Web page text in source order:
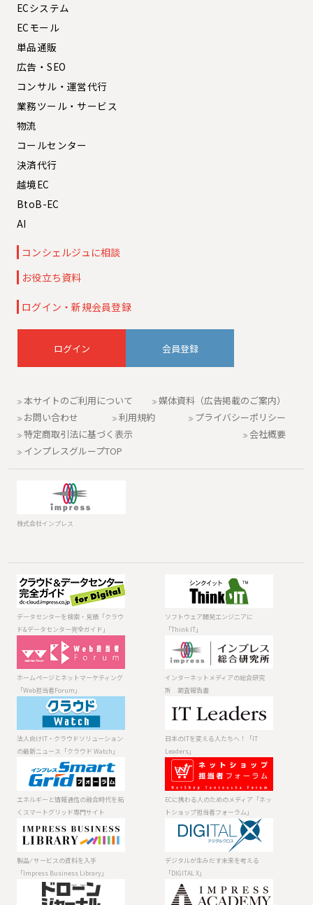
ECシステム
ECモール
単品通販
広告・SEO
コンサル・運営代行
業務ツール・サービス
物流
コールセンター
決済代行
越境EC
BtoB-EC
AI
コンシェルジュに相談
お役立ち資料
ログイン・新規会員登録
会員登録
本サイトのご利用について
媒体資料（広告掲載のご案内）
お問い合わせ
利用規約
プライバシーポリシー
特定商取引法に基づく表示
会社概要
インプレスグループTOP
株式会社インプレス
データセンター
を検索・見積
「クラウド&デー
タセンター完全
ソフトウェア開
発エンジニアに
「Think IT」
ホームページと
ネットマーケテ
ィング「Web担
当者Forum」
インターネット
メディアの総合
研究所 調査報
法人向けIT・ク
ラウドソリュー
ションの最新ニ
ュース「クラウ
日本のITを変え
「IT Leaders」
エネルギーと情
報通信の融合時
代を拓くスマー
トグリッド専門
ECに携わる人の
ためのメディア
「ネットショッ
プ担当者フォー
製品 ⁄ サービスの
資料を入手
「Impress
Business
Library」
デジタルが生み
だす未来を考え
る「DIGITAL X」
ドローンやロボ
最先端技術を理
データセンターを検索・見積「クラウ
ド&データセンター完全ガイド」
ソフトウェア開発エンジニアに
「Think IT」
ホームページとネットマーケティング
「Web担当者Forum」
インターネットメディアの総合研究
所 調査報告書
法人向けIT・クラウドソリューション
の最新ニュース「クラウド Watch」
日本のITを変える人たちへ！「IT
Leaders」
エネルギーと情報通信の融合時代を拓
くスマートグリッド専門サイト
ECに携わる人のためのメディア「ネッ
トショップ担当者フォーラム」
製品 ⁄ サービスの資料を入手
「Impress Business Library」
デジタルが生みだす未来を考える
「DIGITAL X」